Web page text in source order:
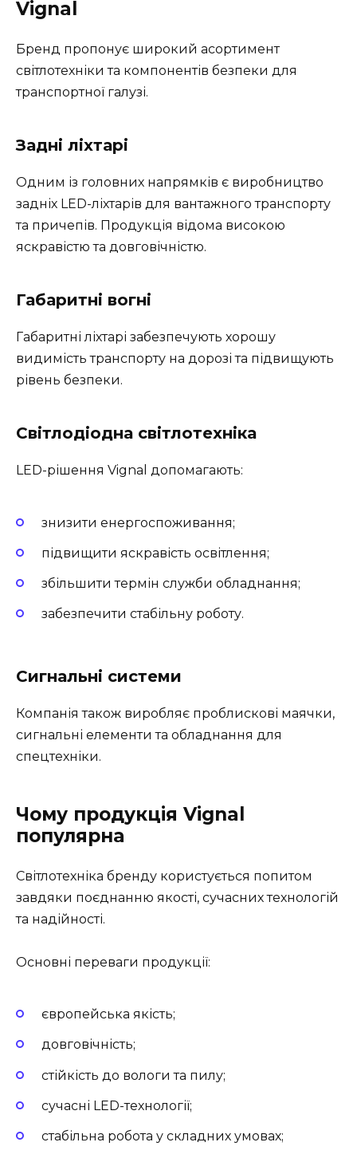
Vignal
Бренд пропонує широкий асортимент
світлотехніки та компонентів безпеки для
транспортної галузі.
Задні ліхтарі
Одним із головних напрямків є виробництво
задніх LED-ліхтарів для вантажного транспорту
та причепів. Продукція відома високою
яскравістю та довговічністю.
Габаритні вогні
Габаритні ліхтарі забезпечують хорошу
видимість транспорту на дорозі та підвищують
рівень безпеки.
Світлодіодна світлотехніка
LED-рішення Vignal допомагають:
знизити енергоспоживання;
підвищити яскравість освітлення;
збільшити термін служби обладнання;
забезпечити стабільну роботу.
Сигнальні системи
Компанія також виробляє проблискові маячки,
сигнальні елементи та обладнання для
спецтехніки.
Чому продукція Vignal
популярна
Світлотехніка бренду користується попитом
завдяки поєднанню якості, сучасних технологій
та надійності.
Основні переваги продукції:
європейська якість;
довговічність;
стійкість до вологи та пилу;
сучасні LED-технології;
стабільна робота у складних умовах;